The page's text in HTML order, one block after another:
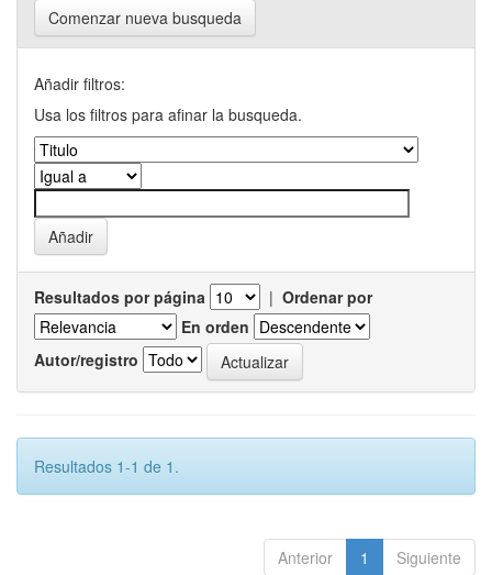
Comenzar nueva busqueda
Añadir filtros:
Usa los filtros para afinar la busqueda.
Resultados por página | Ordenar por
En orden
Autor/registro
Resultados 1-1 de 1.
Anterior 1 Siguiente